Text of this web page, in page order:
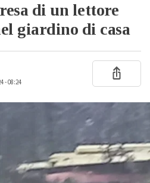
di un lettore
giardino di casa
- 08:24